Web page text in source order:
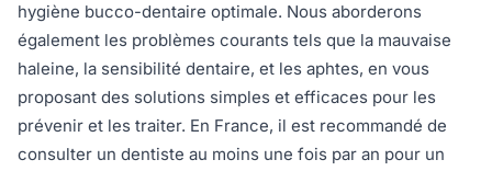
hygiène bucco-dentaire optimale. Nous aborderons
également les problèmes courants tels que la mauvaise
haleine, la sensibilité dentaire, et les aphtes, en vous
proposant des solutions simples et efficaces pour les
prévenir et les traiter. En France, il est recommandé de
consulter un dentiste au moins une fois par an pour un